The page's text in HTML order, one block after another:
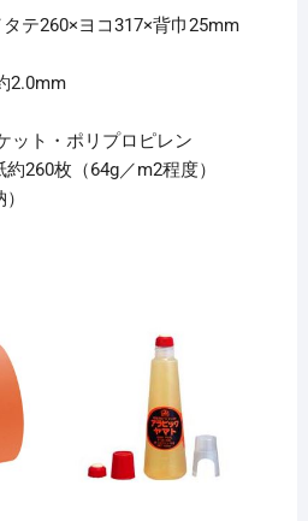
テ260×ヨコ317×背巾25mm
2.0mm
ット・ポリプロピレン
260枚（64g／m2程度）